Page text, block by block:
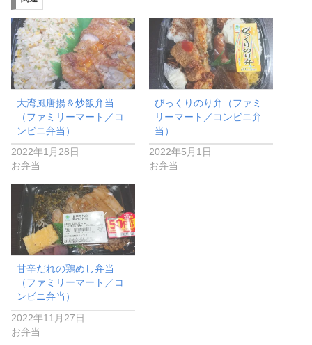
大湾風唐揚＆炒飯弁当
（ファミリーマート／コ
ンビニ弁当）
2022年1月28日
お弁当
びっくりのり弁（ファミ
リーマート／コンビニ弁
当）
2022年5月1日
お弁当
甘辛だれの鶏めし弁当
（ファミリーマート／コ
ンビニ弁当）
2022年11月27日
お弁当